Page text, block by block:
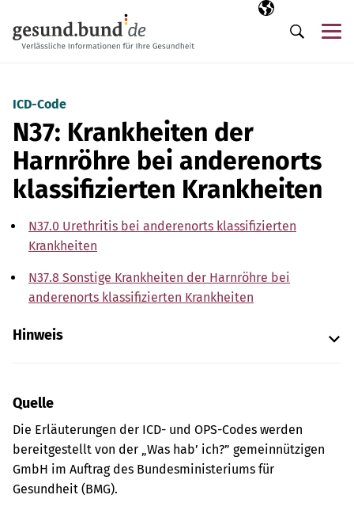
Ausgewählte
DE
Suche
ICD-Code
N37: Krankheiten der
Harnröhre bei anderenorts
klassifizierten Krankheiten
N37.0 Urethritis bei anderenorts klassifizierten
Krankheiten
N37.8 Sonstige Krankheiten der Harnröhre bei
anderenorts klassifizierten Krankheiten
Hinweis
Quelle
Die Erläuterungen der ICD- und OPS-Codes werden
bereitgestellt von der „Was hab’ ich?” gemeinnützigen
GmbH im Auftrag des Bundesministeriums für
Gesundheit (BMG).